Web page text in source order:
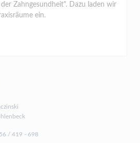
Zahngesundheit". Dazu laden wir
ein.
/ 419 - 698